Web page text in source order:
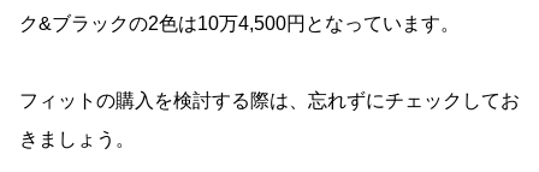
ク&ブラックの2色は10万4,500円となっています。
フィットの購入を検討する際は、忘れずにチェックしてお
きましょう。